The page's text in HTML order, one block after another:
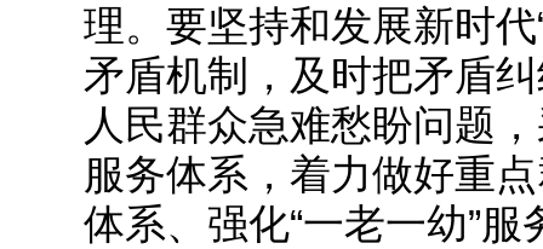
理。要坚持和发展新时
矛盾机制，及时把矛盾
人民群众急难愁盼问题
服务体系，着力做好重
体系、强化“一老一幼”